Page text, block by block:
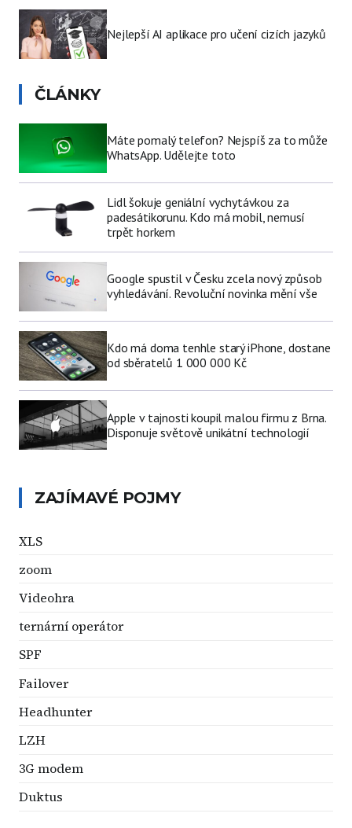
Nejlepší AI aplikace pro učení cizích jazyků
ČLÁNKY
Máte pomalý telefon? Nejspíš za to může
WhatsApp. Udělejte toto
Lidl šokuje geniální vychytávkou za
padesátikorunu. Kdo má mobil, nemusí
trpět horkem
Google spustil v Česku zcela nový způsob
vyhledávání. Revoluční novinka mění vše
Kdo má doma tenhle starý iPhone, dostane
od sběratelů 1 000 000 Kč
Apple v tajnosti koupil malou firmu z Brna.
Disponuje světově unikátní technologií
ZAJÍMAVÉ POJMY
XLS
zoom
Videohra
ternární operátor
SPF
Failover
Headhunter
LZH
3G modem
Duktus